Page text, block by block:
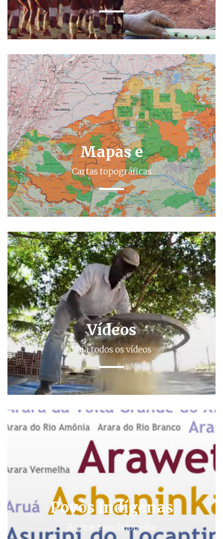
Mapas e
Cartas topográficas
Vídeos
Veja todos os vídeos
Povos Indígenas
Acesse a enciclopédia